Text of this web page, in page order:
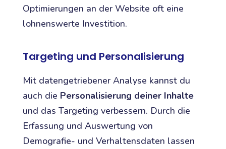
Optimierungen an der Website oft eine
lohnenswerte Investition.
Targeting und Personalisierung
Mit datengetriebener Analyse kannst du
auch die Personalisierung deiner Inhalte
und das Targeting verbessern. Durch die
Erfassung und Auswertung von
Demografie- und Verhaltensdaten lassen